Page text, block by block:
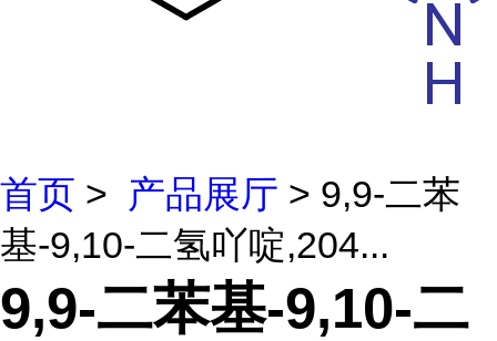
首页 > 产品展厅 > 9,9-二苯
基-9,10-二氢吖啶,204...
9,9-二苯基-9,10-二